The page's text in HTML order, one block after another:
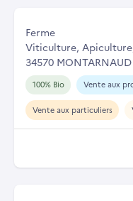
Ferme
Viticulture,
34570 MONTARNAUD
100% Bio Vente aux
Vente aux particuliers